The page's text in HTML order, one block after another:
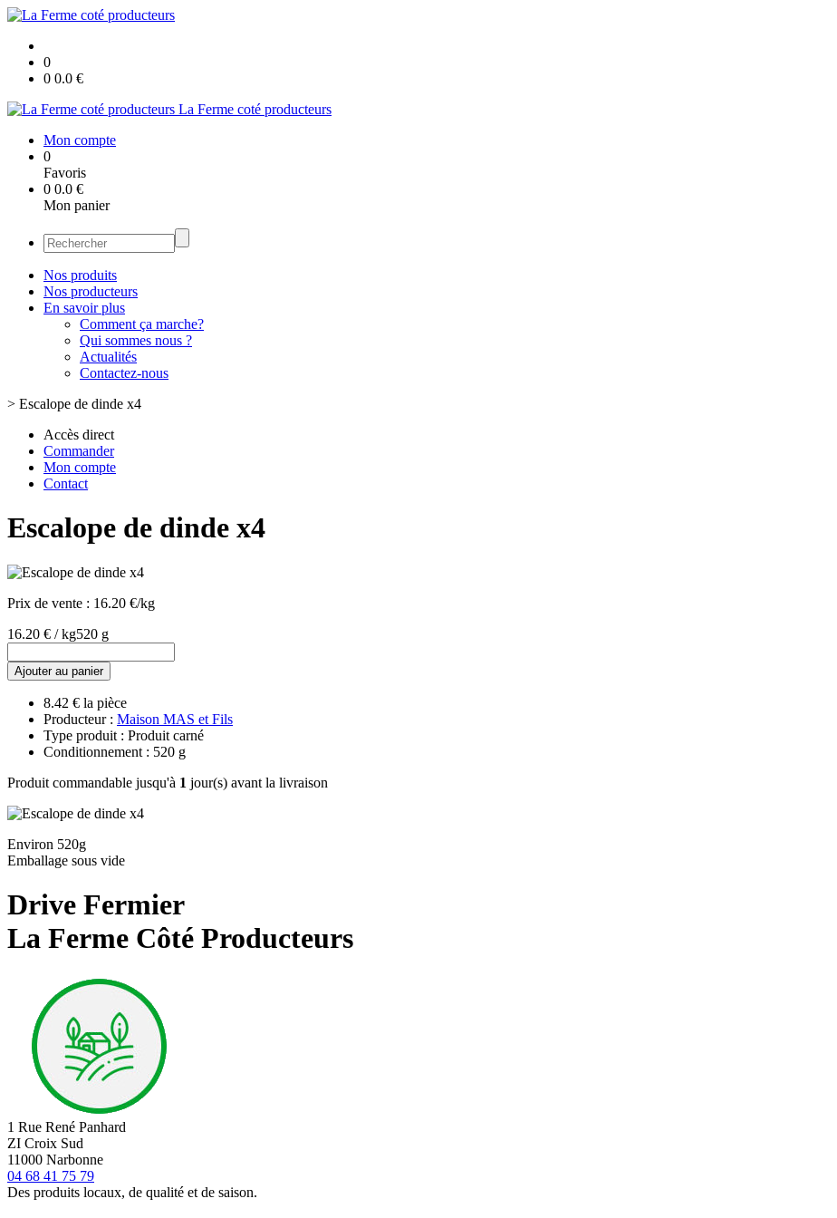
0
0 0.0 €
La Ferme coté producteurs
Mon compte
0
Favoris
0 0.0 €
Mon panier
Nos produits
Nos producteurs
En savoir plus
Comment ça marche?
Qui sommes nous ?
Actualités
Contactez-nous
> Escalope de dinde x4
Accès direct
Commander
Mon compte
Contact
Escalope de dinde x4
Prix de vente : 16.20 €/kg
16.20 € / kg520 g
Ajouter au panier
8.42 € la pièce
Producteur : Maison MAS et Fils
Type produit : Produit carné
Conditionnement : 520 g
Produit commandable jusqu'à 1 jour(s) avant la livraison
Environ 520g
Emballage sous vide
Drive Fermier
La Ferme Côté Producteurs
1 Rue René Panhard
ZI Croix Sud
11000 Narbonne
04 68 41 75 79
Des produits locaux, de qualité et de saison.